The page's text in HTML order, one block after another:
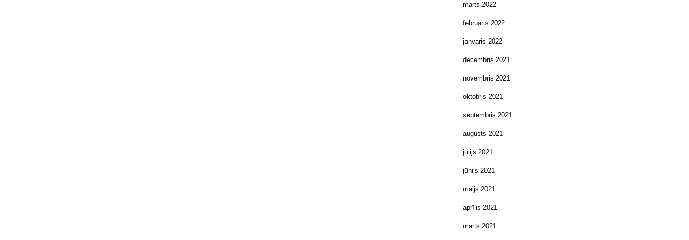
marts 2022
februāris 2022
janvāris 2022
decembris 2021
novembris 2021
oktobris 2021
septembris 2021
augusts 2021
jūlijs 2021
jūnijs 2021
maijs 2021
aprīlis 2021
marts 2021